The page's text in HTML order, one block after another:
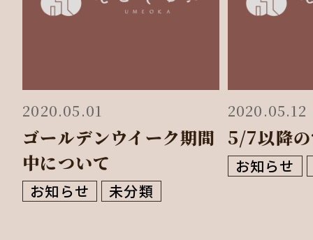
2020.05.01
ゴールデンウイーク期間
中について
お知らせ 未分類
2020.05.12
5/7以降
お知らせ